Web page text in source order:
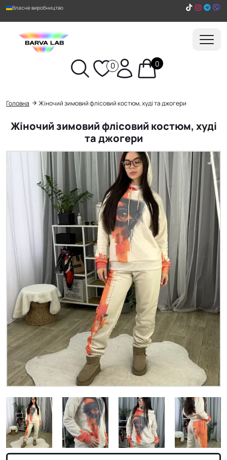
Власне виробництво
0 0
Пошук
Головна Жіночий зимовий флісовий костюм, худі та джогери
Жіночий зимовий флісовий костюм, худі
та джогери